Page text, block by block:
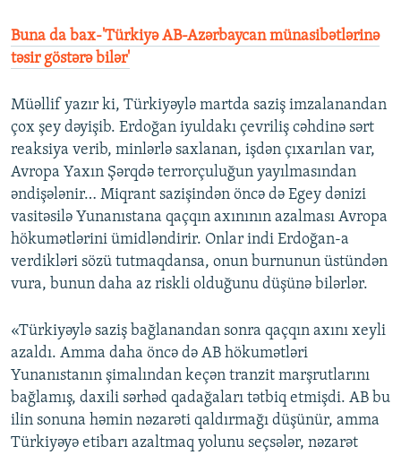
Buna da bax-'Türkiyə AB-Azərbaycan münasibətlərinə
təsir göstərə bilər'
Müəllif yazır ki, Türkiyəylə martda saziş imzalanandan
çox şey dəyişib. Erdoğan iyuldakı çevriliş cəhdinə sərt
reaksiya verib, minlərlə saxlanan, işdən çıxarılan var,
Avropa Yaxın Şərqdə terrorçuluğun yayılmasından
əndişələnir… Miqrant sazişindən öncə də Egey dənizi
vasitəsilə Yunanıstana qaçqın axınının azalması Avropa
hökumətlərini ümidləndirir. Onlar indi Erdoğan-a
verdikləri sözü tutmaqdansa, onun burnunun üstündən
vura, bunun daha az riskli olduğunu düşünə bilərlər.
«Türkiyəylə saziş bağlanandan sonra qaçqın axını xeyli
azaldı. Amma daha öncə də AB hökumətləri
Yunanıstanın şimalından keçən tranzit marşrutlarını
bağlamış, daxili sərhəd qadağaları tətbiq etmişdi. AB bu
ilin sonuna həmin nəzarəti qaldırmağı düşünür, amma
Türkiyəyə etibarı azaltmaq yolunu seçsələr, nəzarət